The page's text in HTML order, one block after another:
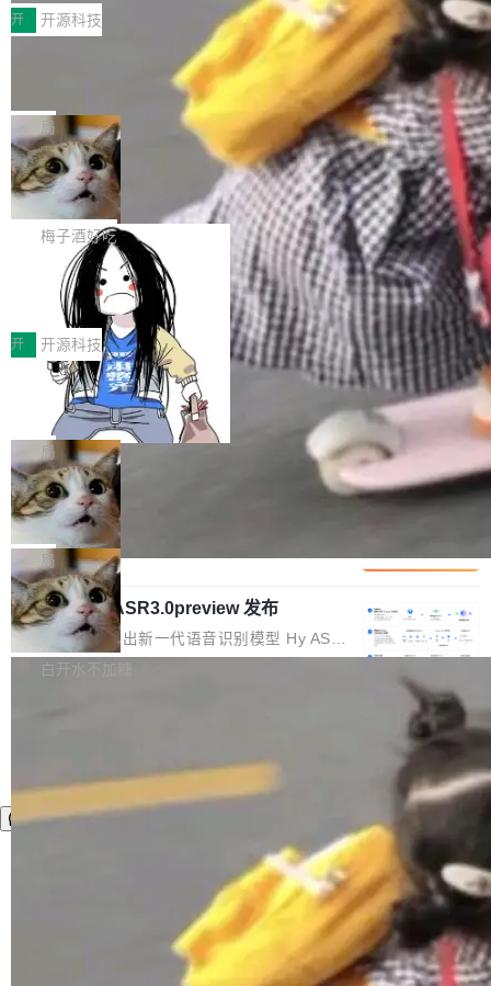
持续开源更多基于UCL-Engine的高性能通信组
件。 腾讯网平团队在UCL-MPComm中实现了一
个独立于业务线程的全局通信引擎（Engine），
经开始引入 AI Coding 工具，通过调用公有云模
型或企业内部部署模型提升研发效率。但随着 AI
Coding 从个人辅助工具逐步走向团队级、组织
级应用，企业在规模化落地过程中，对安全性、
可控性和代码质量提出了更高要求。 首先是数据
安全与合规要求。对于大多数普通研发场景，公
有云模型能够满足快速试用和效率提升的需求。
但对于金融、能源、医疗等对数据安全要求较...
智能应用典型案例名单》，集中展示人工智能在
各领域的应用成果，覆盖技术底座、行业赋能、
产品应用、支撑保障、专题等五大方向。深信服
AI算力网关（AI创新平台）成功入选！ 随着各行
各业的Agent走向规模化建设，算力构成形态逐
渐丰富，用户关注的重点也在发生变化：不只是
让AI用起来，还要进一步看清混合算力时代下，
Token花在哪里、算力是否被充分利用，以及持
续增长的AI成本该如何优化。 深信服AI算力网关
正是围绕这些实际问题，从Token治理和成本治
理两个方面，让用户的每一份算力都看得清、管
得住、用得稳、省得下、更安全！ 一、从现在开
始，Token使用一目...
开 开源科技
Jeff Dean 离开 Google：一个时代的结
束，一个实验室的开始
Google 员工编号 20。MapReduce 作者之一。
Bigtable 作者之一。TensorFlow 的作者之一。
Gemini 的架构师。Google 首席科学家。 Jeff D
ean 在 Google 工作了 27 年后，宣布离职。 他
不是一个人走。一同离开的还有 Sanjay Ghema
wat（Google 员工编号 23，Jeff Dean 二十多
年的编程搭档，MapReduce 和 Bigtable 的共同
作者）、Quoc Le（Google 大脑核心成员，Se
q2Seq 和 DocAI 的共同发明人）以及 Oriol Vin
yals（Gemini 联合负责人，AlphaSta...
局
🔥 SolonCode v2026.8.4 发布：界面
字体可调、22 种语言、记忆搜索增强
打开终端就能上岗的全中文编码智能体，这一轮
把「看得清、用母语、记得住」三件事一次补
齐。 SolonCode 是什么 SolonCode 是杭州无
耳科技研发的企业级终端编码智能体——一位全
中文驱动的数字员工，自主理解需求、规划步
骤、编写代码。不挑模型、不挑平台，curl 一行
装完即用。 开源地址：Gitee · GitCode · GitHu
b 安装 支持 Java 8+（8~26）、macOS / Linu
x / Windows / Harmony PC。 # macOS / Linu
x / Harmony PC curl -fsSL https://solon.noea
r.org/solon...
梅子酒好吃
让“代码语义理解”深度释放AI Coding
价值潜能：华为云码道（CodeArts）
代码仓技术解析
一、代码仓深度理解技术的作用与价值 在软件工
程实践中，代码仓是企业核心知识资产的主要载
体。企业级代码仓库通常包含数十万乃至数百万
个文件，其规模远超单次模型调用可承载的上下
文窗口。随着项目规模的持续扩张与代码历史的
不断累积，代码仓中的模块关系、接口契约、业
务逻辑等关键信息往往分散于数十乃至数百个文
件之中，形成高度复杂的知识关联网络。传统的
代码检索手段（如关键词匹配、目录遍历）仅能
在语法层面完成文本定位，难以触及代码的语义
内涵与结构关联，导致开发者使用代码智能体在
理解大规模代码仓时面临显著"代码仓理解"瓶
颈。 代码仓深度理解服务（以下简称" CodeBas
e深度理解服务"）是华为云码道（CodeA...
开 开源科技
一条“删库”命令跑 17 小时，算法工程
师删光 89TB 数据只为干私活
最高人民检察院8月4日公布了一起案件：北京一
名90后算法工程师王某，为了给自己接的私活腾
服务器空间，删光了公司AI游戏部门的全部核心
数据。 王某2024年1月入职东城区某科技公司AI
短剧部门，有互联网大厂背景。在公司内部架构
调整期间，部门三次通知全员将数据从A集群迁
移到B集群，王某都回复了"收到"。 他没有迁移
数据。2024年9月3日下午4点，他使用此前登录
的账号密码进入A集群，输入了一条被程序员圈
称为"删库跑路"的命令——最高管理员权限、无
局
Cloudflare 分享推理优化实践：KV ca
che 量化 + 权重压缩，吞吐量提升 4
1%，成本降 30%
Kimi 和 GLM 是当前最强的大模型系列之一，但
它们有一个共同的问题：太吃显存了。月之暗面
的 Kimi K 系列和智谱的 GLM 都是长上下文、M
oE 架构的大模型，好用到让人上瘾，但 GPU 显
存永远不够用。 Cloudflare 的 Workers AI 团队
一直在跑这些模型的推理。他们在官方博客上发
整性保护。效果是：吞吐量提升 41%，每 token
成本降低 30%，精度不变。 FP8 省的不仅是显
存 KV cache 是推理时最吃显...
局
腾讯混元 Hy ASR3.0preview 发布
腾讯混元正式推出新一代语音识别模型 Hy ASR
3.0preview。基于最新一代大语言模型 Hy3 的
让语音识别不再只是听清，而是真正听懂。通过
先理解你的语境和意图，再把准确的文字直接给
到你。从“逐字转写、单点优化”演进为“理解语
境、兼容场景、一键直出”。 Hy ASR 3.0 previe
w 不要求标准普通话，方言识别覆盖粤语、吴语
等 10 大方言片区和 20 余个二级小片区。在开
源评测集中，Hy ASR 3.0 preview 在多语种的
白开水不加糖